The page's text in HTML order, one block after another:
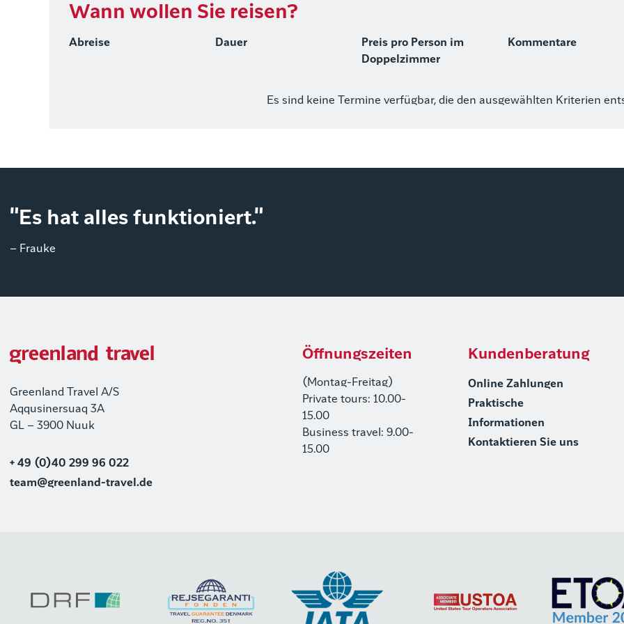
Wann wollen Sie reisen?
Abreise Dauer
Preis pro Person im
Doppelzimmer
Kommentare
Es sind keine Termine verfügbar, die den ausgewählten Kriterien
"Es hat alles funktioniert."
– Frauke
Greenland Travel A/S
Aqqusinersuaq 3A
GL – 3900 Nuuk
+ 49 (0)40 299 96 022
team@greenland-travel.de
Öffnungszeiten
(Montag-Freitag)
Private tours: 10.00-
15.00
Business travel: 9.00-
15.00
Kundenberatung
Online Zahlungen
Praktische
Informationen
Kontaktieren Sie uns